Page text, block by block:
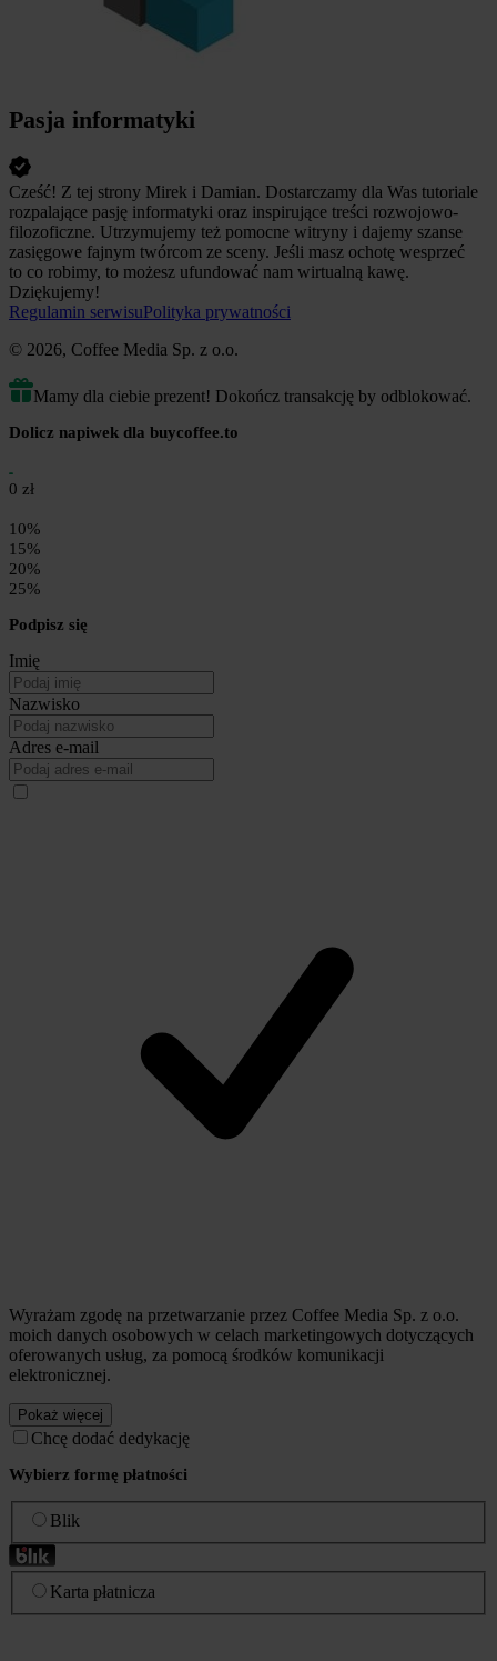
Pasja informatyki
Cześć! Z tej strony Mirek i Damian. Dostarczamy dla Was tutoriale
rozpalające pasję informatyki oraz inspirujące treści rozwojowo-
filozoficzne. Utrzymujemy też pomocne witryny i dajemy szanse
zasięgowe fajnym twórcom ze sceny. Jeśli masz ochotę wesprzeć
to co robimy, to możesz ufundować nam wirtualną kawę.
Dziękujemy!
Regulamin serwisuPolityka prywatności
© 2026, Coffee Media Sp. z o.o.
Mamy dla ciebie prezent! Dokończ transakcję by odblokować.
Dolicz napiwek dla buycoffee.to
0 zł
10%
15%
20%
25%
Podpisz się
Imię
Nazwisko
Adres e-mail
Wyrażam zgodę na przetwarzanie przez Coffee Media Sp. z o.o.
moich danych osobowych w celach marketingowych dotyczących
oferowanych usług, za pomocą środków komunikacji
elektronicznej.
Pokaż więcej
Chcę dodać dedykację
Wybierz formę płatności
Blik
Karta płatnicza